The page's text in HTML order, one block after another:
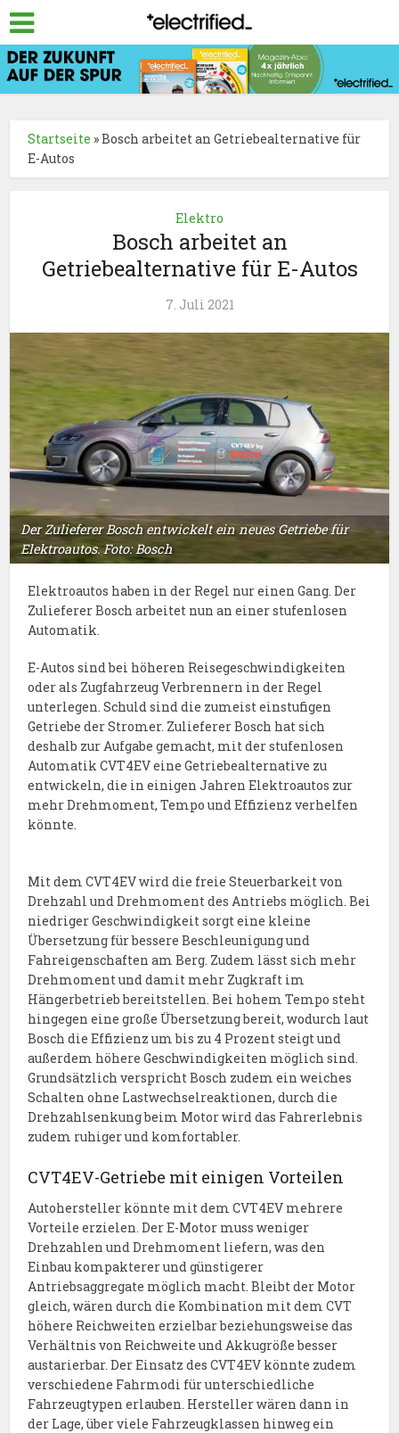
Startseite »Bosch arbeitet an Getriebealternative für
E-Autos
Elektro
Bosch arbeitet an
Getriebealternative für E-Autos
7. Juli 2021
Der Zulieferer Bosch entwickelt ein neues Getriebe für
Elektroautos. Foto: Bosch
Elektroautos haben in der Regel nur einen Gang. Der
Zulieferer Bosch arbeitet nun an einer stufenlosen
Automatik.
E-Autos sind bei höheren Reisegeschwindigkeiten
oder als Zugfahrzeug Verbrennern in der Regel
unterlegen. Schuld sind die zumeist einstufigen
Getriebe der Stromer. Zulieferer Bosch hat sich
deshalb zur Aufgabe gemacht, mit der stufenlosen
Automatik CVT4EV eine Getriebealternative zu
entwickeln, die in einigen Jahren Elektroautos zur
mehr Drehmoment, Tempo und Effizienz verhelfen
könnte.
Mit dem CVT4EV wird die freie Steuerbarkeit von
Drehzahl und Drehmoment des Antriebs möglich. Bei
niedriger Geschwindigkeit sorgt eine kleine
Übersetzung für bessere Beschleunigung und
Fahreigenschaften am Berg. Zudem lässt sich mehr
Drehmoment und damit mehr Zugkraft im
Hängerbetrieb bereitstellen. Bei hohem Tempo steht
hingegen eine große Übersetzung bereit, wodurch laut
Bosch die Effizienz um bis zu 4 Prozent steigt und
außerdem höhere Geschwindigkeiten möglich sind.
Grundsätzlich verspricht Bosch zudem ein weiches
Schalten ohne Lastwechselreaktionen, durch die
Drehzahlsenkung beim Motor wird das Fahrerlebnis
zudem ruhiger und komfortabler.
CVT4EV-Getriebe mit einigen Vorteilen
Autohersteller könnte mit dem CVT4EV mehrere
Vorteile erzielen. Der E-Motor muss weniger
Drehzahlen und Drehmoment liefern, was den
Einbau kompakterer und günstigerer
Antriebsaggregate möglich macht. Bleibt der Motor
gleich, wären durch die Kombination mit dem CVT
höhere Reichweiten erzielbar beziehungsweise das
Verhältnis von Reichweite und Akkugröße besser
austarierbar. Der Einsatz des CVT4EV könnte zudem
verschiedene Fahrmodi für unterschiedliche
Fahrzeugtypen erlauben. Hersteller wären dann in
der Lage, über viele Fahrzeugklassen hinweg ein